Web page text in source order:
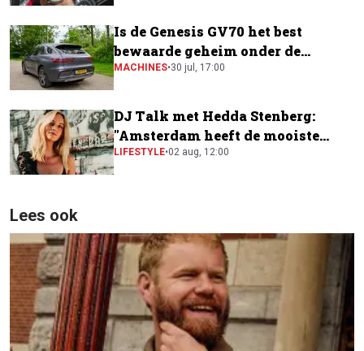
Is de Genesis GV70 het best
bewaarde geheim onder de
elektrische SUV's?
MACHINES•30 jul, 17:00
DJ Talk met Hedda Stenberg:
"Amsterdam heeft de mooiste
festivalscene van Europa"
LIFESTYLE•02 aug, 12:00
Lees ook